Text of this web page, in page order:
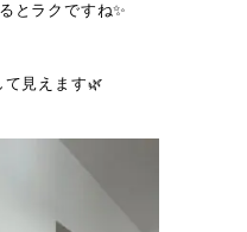
とラクですね✨
て見えます🌿